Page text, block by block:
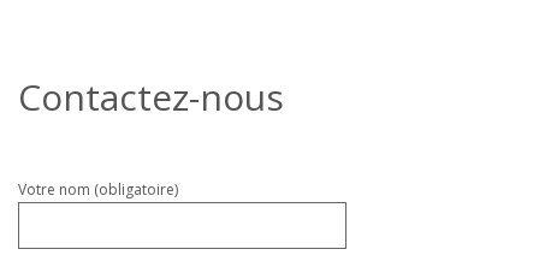
Contactez-nous
Veuillez
Votre nom (obligatoire)